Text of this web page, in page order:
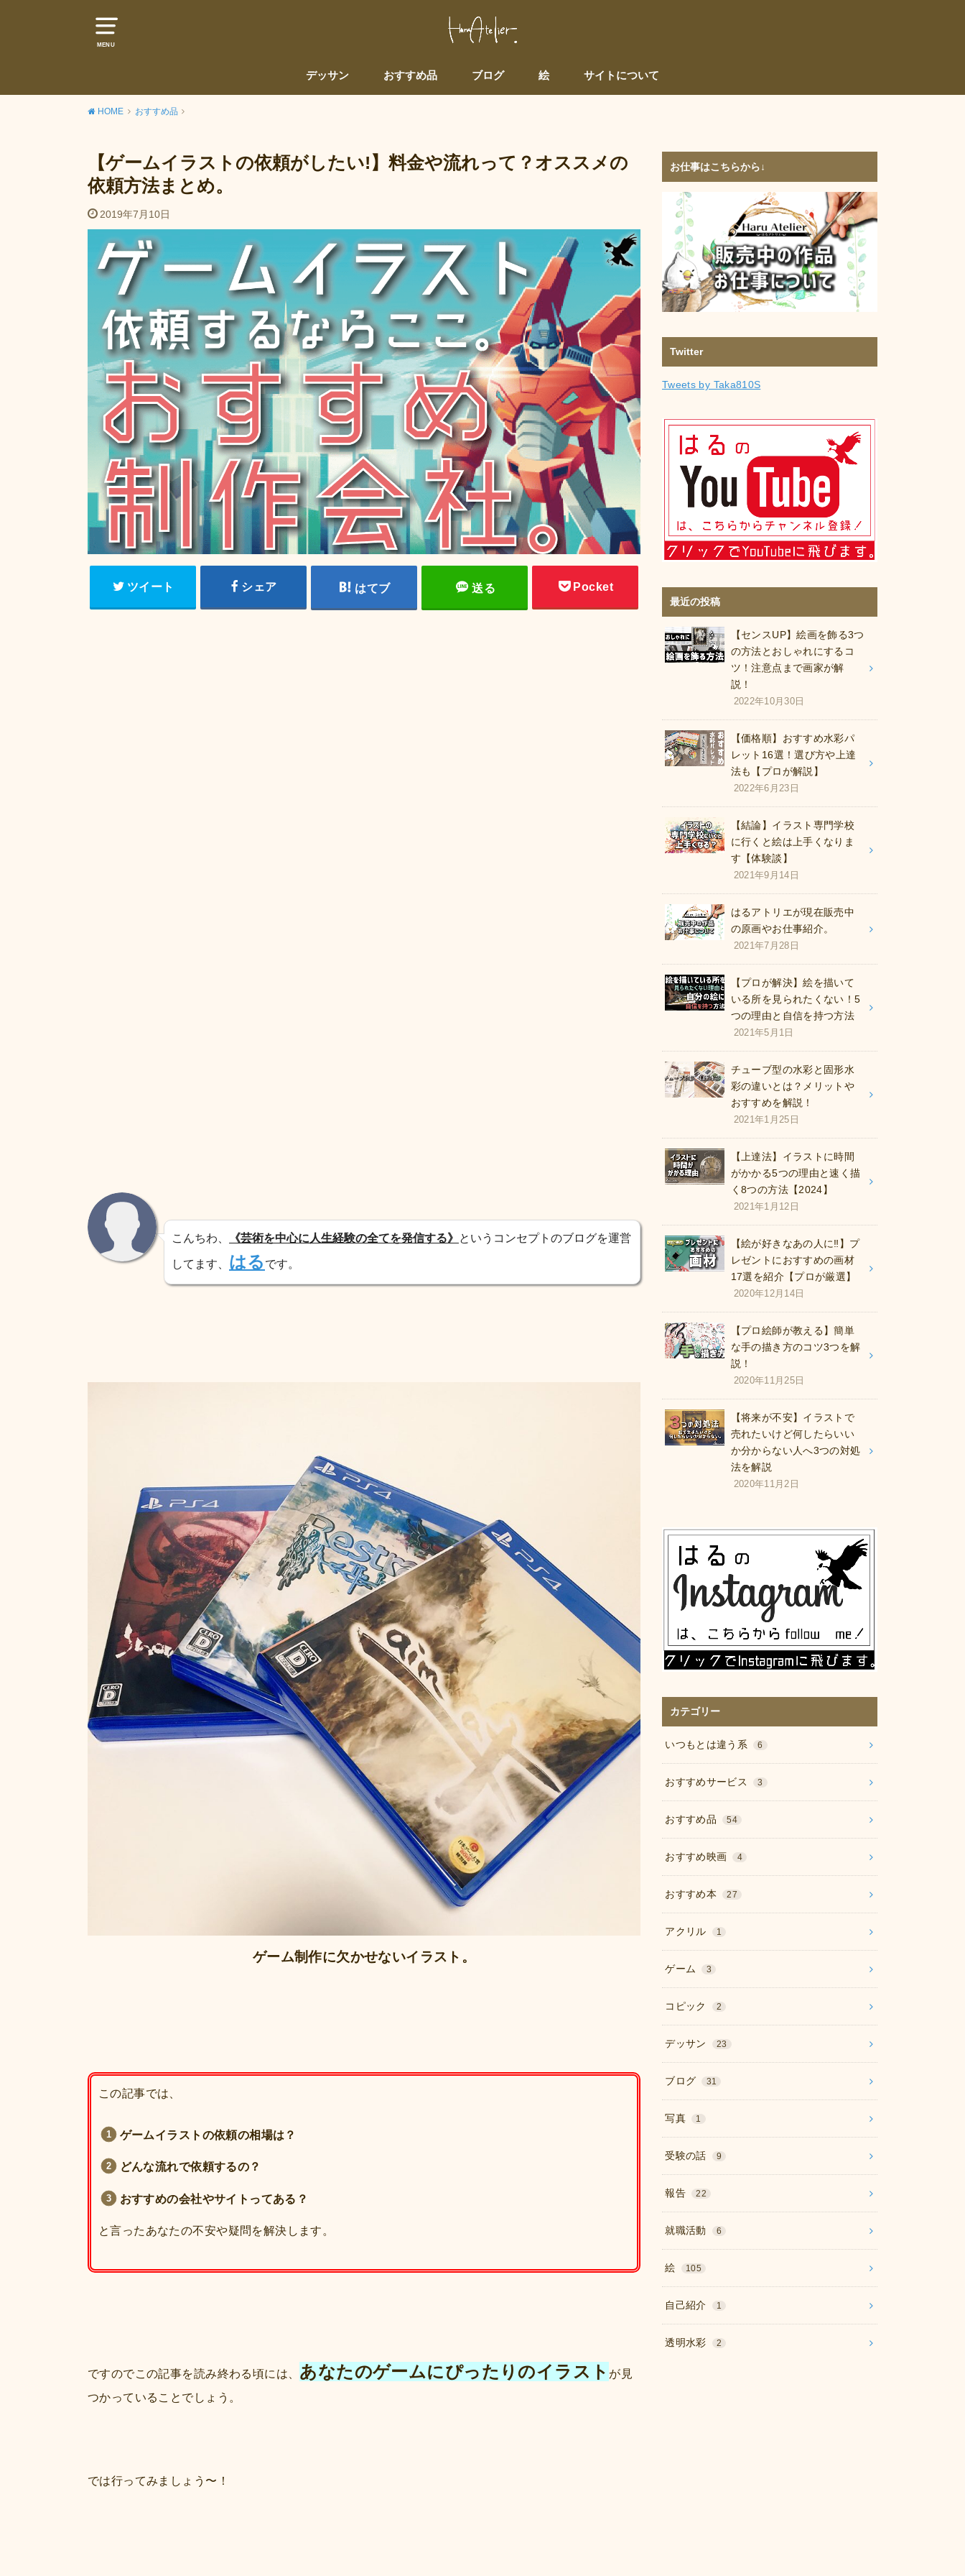
MENU
デッサン おすすめ品 ブログ 絵 サイトについて
HOME おすすめ品
【ゲームイラストの依頼がしたい!】料金や流れって？オススメの
依頼方法まとめ。
2019年7月10日
ツイート シェア はてブ 送る Pocket
こんちわ、 《芸術を中心に人生経験の全てを発信する》 というコンセプトのブログを運営
してます、 はる です。
ゲーム制作に欠かせないイラスト。
この記事では、
ゲームイラストの依頼の相場は？
どんな流れで依頼するの？
おすすめの会社やサイトってある？
と言ったあなたの不安や疑問を解決します。
ですのでこの記事を読み終わる頃には、 あなたのゲームにぴったりのイラスト が見
つかっていることでしょう。
では行ってみましょう〜！
お仕事はこちらから↓
Twitter
Tweets by Taka810S
最近の投稿
【センスUP】絵画を飾る3つ
の方法とおしゃれにするコ
ツ！注意点まで画家が解
説！
2022年10月30日
【価格順】おすすめ水彩パ
レット16選！選び方や上達
法も【プロが解説】
2022年6月23日
【結論】イラスト専門学校
に行くと絵は上手くなりま
す【体験談】
2021年9月14日
はるアトリエが現在販売中
の原画やお仕事紹介。
2021年7月28日
【プロが解決】絵を描いて
いる所を見られたくない！5
つの理由と自信を持つ方法
2021年5月1日
チューブ型の水彩と固形水
彩の違いとは？メリットや
おすすめを解説！
2021年1月25日
【上達法】イラストに時間
がかかる5つの理由と速く描
く8つの方法【2024】
2021年1月12日
【絵が好きなあの人に‼︎】プ
レゼントにおすすめの画材
17選を紹介【プロが厳選】
2020年12月14日
【プロ絵師が教える】簡単
な手の描き方のコツ3つを解
説！
2020年11月25日
【将来が不安】イラストで
売れたいけど何したらいい
か分からない人へ3つの対処
法を解説
2020年11月2日
カテゴリー
いつもとは違う系 6
おすすめサービス 3
おすすめ品 54
おすすめ映画 4
おすすめ本 27
アクリル 1
ゲーム 3
コピック 2
デッサン 23
ブログ 31
写真 1
受験の話 9
報告 22
就職活動 6
絵 105
自己紹介 1
透明水彩 2